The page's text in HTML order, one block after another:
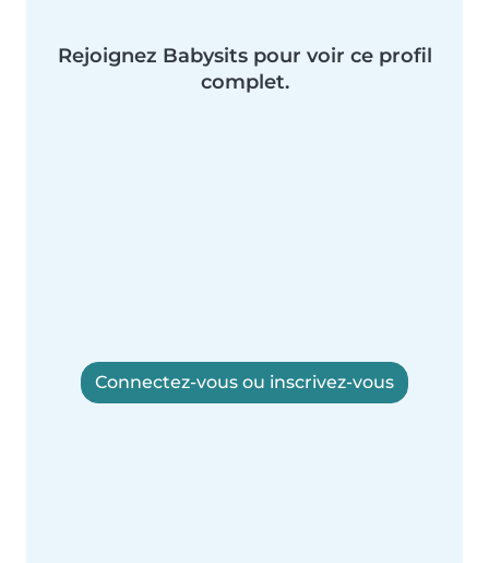
Rejoignez Babysits pour voir ce profil
complet.
Connectez-vous ou inscrivez-vous